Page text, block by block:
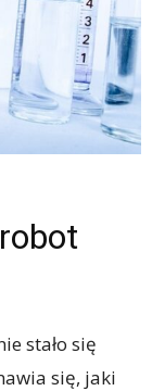
stało się
się, jaki